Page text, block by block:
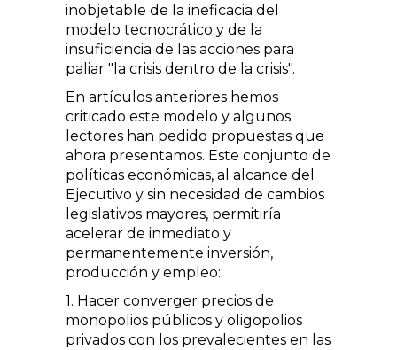
inobjetable de la ineficacia del
modelo tecnocrático y de la
insuficiencia de las acciones para
paliar "la crisis dentro de la crisis".
En artículos anteriores hemos
criticado este modelo y algunos
lectores han pedido propuestas que
ahora presentamos. Este conjunto de
políticas económicas, al alcance del
Ejecutivo y sin necesidad de cambios
legislativos mayores, permitiría
acelerar de inmediato y
permanentemente inversión,
producción y empleo:
1. Hacer converger precios de
monopolios públicos y oligopolios
privados con los prevalecientes en las